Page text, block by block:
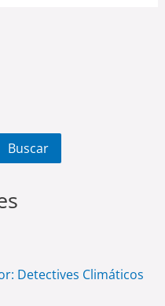
Buscar
Detectives Climáticos